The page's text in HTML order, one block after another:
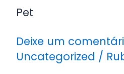
Pet
Deixe um
Uncategorized /